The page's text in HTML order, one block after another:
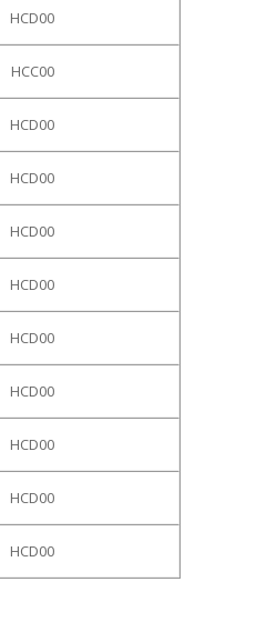
HCD00
HCC00
HCD00
HCD00
HCD00
HCD00
HCD00
HCD00
HCD00
HCD00
HCD00